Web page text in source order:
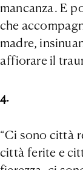
mancanza. E
che
madre,
affiorare il
4.
“Ci sono città
città ferite e